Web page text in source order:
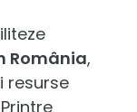
România,
resurse